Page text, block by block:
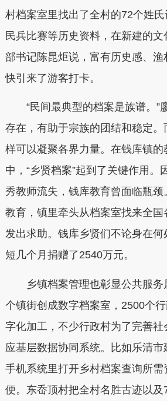
村档案室里找出了全村的72个姓氏
民兵比赛等历史资料，在新建的文
部书记陈昆炬说，富有历史感、渔
快引来了游客打卡。
“民间最典型的档案是族谱。”
存在，有助于宗族的团结和稳定。
样可以凝聚各界力量。在钱库镇的
中，“乡贤档案”起到了关键作用。
秀教师流失，钱库教育曾面临瓶
教育，镇里牵头从档案室找来全国
发出求助。钱库乡贤们不论身在何
短几个月捐赠了2540万元。
乡镇档案管理也彰显公共服务
个镇街创成数字档案室，2500个
字化加工，不少行政村为了完善社
应基层数据协同系统。比如乐清
手机系统里打开乡村档案查询所
便。东岙顶村把全村名胜古迹以